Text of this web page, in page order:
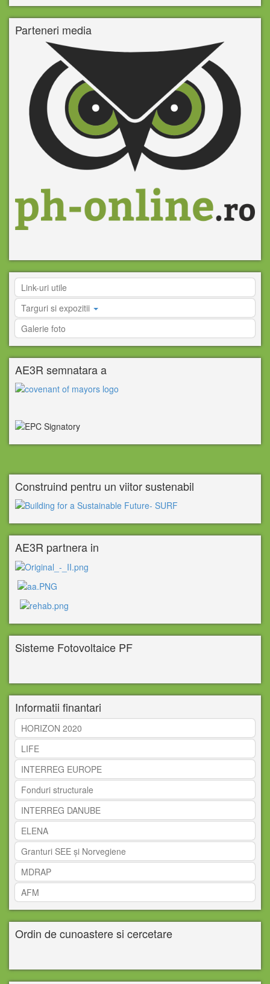
Parteneri media
Link-uri utile
Targuri si expozitii
Galerie foto
AE3R semnatara a
Construind pentru un viitor sustenabil
AE3R partnera in
Sisteme Fotovoltaice PF
Informatii finantari
HORIZON 2020
LIFE
INTERREG EUROPE
Fonduri structurale
INTERREG DANUBE
ELENA
Granturi SEE și Norvegiene
MDRAP
AFM
Ordin de cunoastere si cercetare